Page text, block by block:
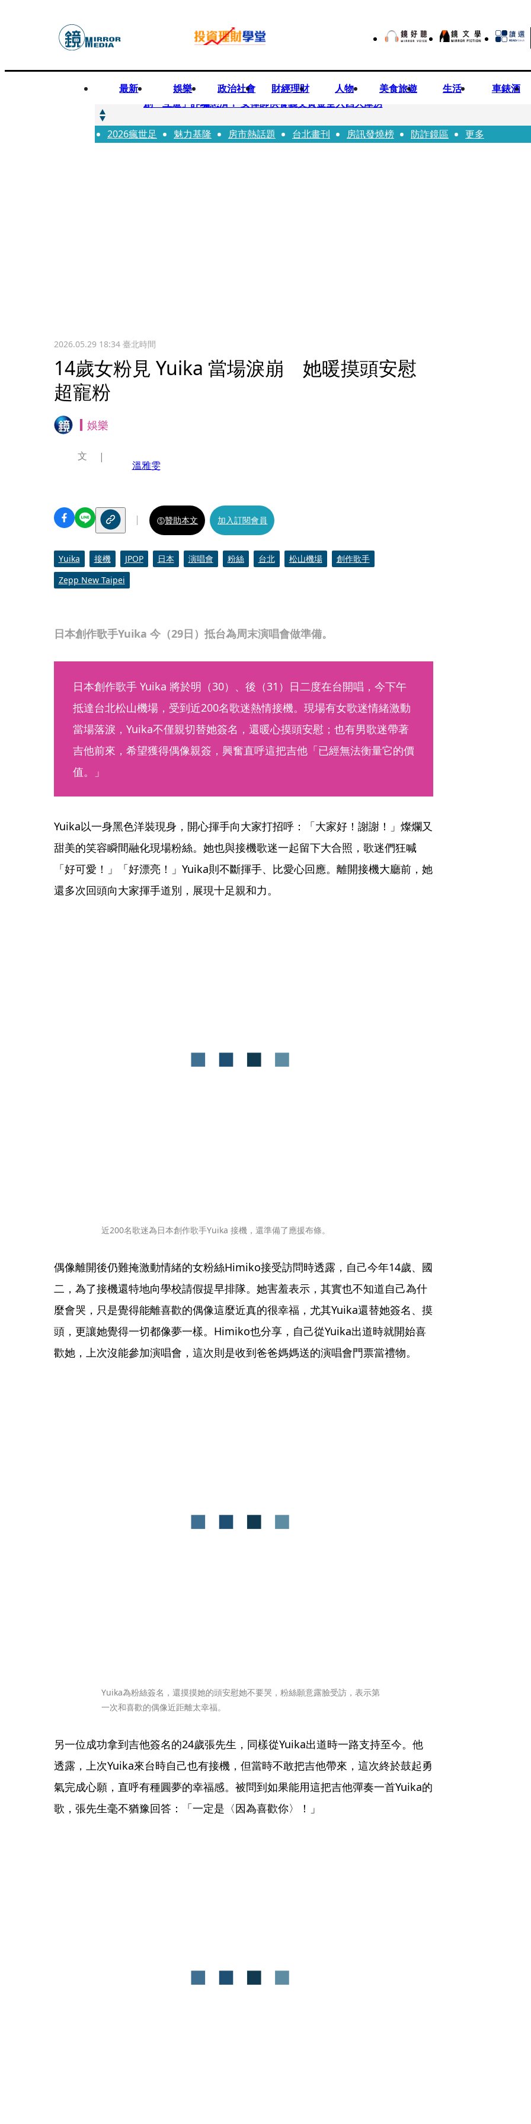
最新 娛樂 政治社會 財經理財 人物 美食旅遊 生活 車錶酒
快訊
創「互道」詐騙慈濟！ 女律師供養義父黃金全入四大庫房
快訊
前時力黨魁表態「反對刪公視預算」 盼在野三思：改凍結處理受質疑項目
2026瘋世足 魅力基隆 房市熱話題 台北畫刊 房訊發燒榜 防詐鏡區 更多
2026.05.29 18:34臺北時間
14歲女粉見 Yuika 當場淚崩 她暖摸頭安慰
超寵粉
娛樂
日本創作歌手Yuika 今（29日）抵台為周末演唱會做準備。
文
溫雅雯
贊助本文 加入訂閱會員
Yuika 接機 JPOP 日本 演唱會 粉絲 台北 松山機場
創作歌手
Zepp New Taipei
日本創作歌手 Yuika 將於明（30）、後（31）日二度在台開唱，今下午
抵達台北松山機場，受到近200名歌迷熱情接機。現場有女歌迷情緒激動
當場落淚，Yuika不僅親切替她簽名，還暖心摸頭安慰；也有男歌迷帶著
吉他前來，希望獲得偶像親簽，興奮直呼這把吉他「已經無法衡量它的價
值。」
Yuika以一身黑色洋裝現身，開心揮手向大家打招呼：「大家好！謝謝！」燦爛又
甜美的笑容瞬間融化現場粉絲。她也與接機歌迷一起留下大合照，歌迷們狂喊
「好可愛！」「好漂亮！」Yuika則不斷揮手、比愛心回應。離開接機大廳前，她
還多次回頭向大家揮手道別，展現十足親和力。
近200名歌迷為日本創作歌手Yuika 接機，還準備了應援布條。
偶像離開後仍難掩激動情緒的女粉絲Himiko接受訪問時透露，自己今年14歲、國
二，為了接機還特地向學校請假提早排隊。她害羞表示，其實也不知道自己為什
麼會哭，只是覺得能離喜歡的偶像這麼近真的很幸福，尤其Yuika還替她簽名、摸
頭，更讓她覺得一切都像夢一樣。Himiko也分享，自己從Yuika出道時就開始喜
歡她，上次沒能參加演唱會，這次則是收到爸爸媽媽送的演唱會門票當禮物。
Yuika為粉絲簽名，還摸摸她的頭安慰她不要哭，粉絲願意露臉受訪，表示第
一次和喜歡的偶像近距離太幸福。
另一位成功拿到吉他簽名的24歲張先生，同樣從Yuika出道時一路支持至今。他
透露，上次Yuika來台時自己也有接機，但當時不敢把吉他帶來，這次終於鼓起勇
氣完成心願，直呼有種圓夢的幸福感。被問到如果能用這把吉他彈奏一首Yuika的
歌，張先生毫不猶豫回答：「一定是〈因為喜歡你〉！」